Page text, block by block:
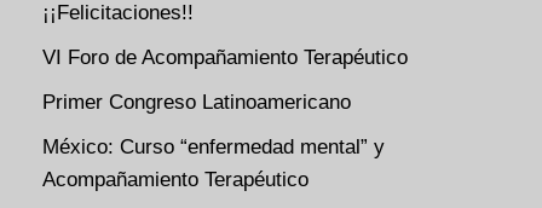
¡¡Felicitaciones!!
VI Foro de Acompañamiento Terapéutico
Primer Congreso Latinoamericano
México: Curso “enfermedad mental” y
Acompañamiento Terapéutico